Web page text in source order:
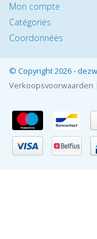
Mon compte
Catégories
Coordonnées
© Copyright 2026 -
Verkoopsvoorwaarden |